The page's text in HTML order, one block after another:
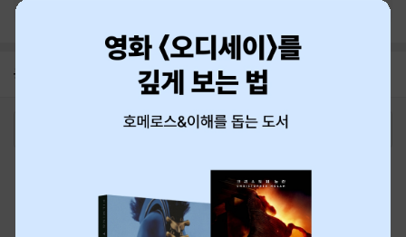
공지 8월 신용카드 무이자할부 안내
최근 본 상품
티켓 1544-6399
중고샵 1566-4295
eBook 1:1문의/채팅상담
예스이십사(주) 사업자 정보